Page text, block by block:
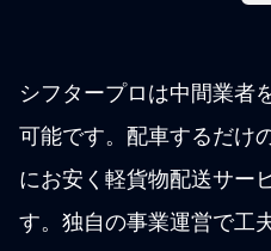
シフタープロは中間業者
可能です。配車するだけ
にお安く軽貨物配送サー
す。独自の事業運営で工